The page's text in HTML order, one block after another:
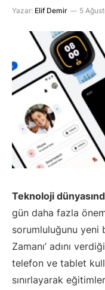
Yazar: Elif Demir 5
Teknoloji
gün daha fazla
sorumluluğunu yeni
Zamanı’ adını
telefon ve tablet
sınırlayarak